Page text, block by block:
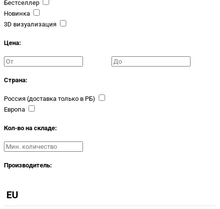
Бестселлер
Новинка
3D визуализация
Цена:
Страна:
Россия (доставка только в РБ)
Европа
Кол-во на складе:
Производитель:
EU